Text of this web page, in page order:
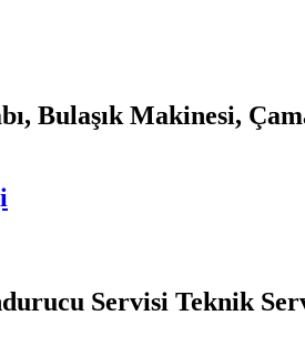
Bulaşık Makinesi,
Servisi Teknik